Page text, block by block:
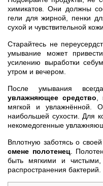
химикатов. Они должны
гели для жирной, пенки
сухой и чувствительной кожи.
Старайтесь не
умывание может
усилению выработки
утром и вечером.
После умывания
увлажняющее средство
мягкой и увлажнённой.
наибольшей сухости. Для
некомедогенные
Вплотную заботясь о
смене полотенец.
быть мягкими и
распространения бактерий.